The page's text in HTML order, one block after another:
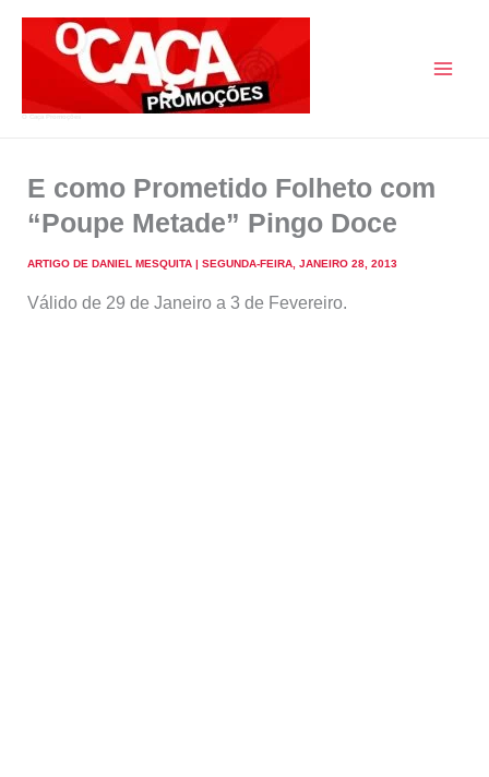
E como Prometido Folheto com
“Poupe Metade” Pingo Doce
ARTIGO DE DANIEL MESQUITA | SEGUNDA-FEIRA, JANEIRO 28, 2013
Válido de 29 de Janeiro a 3 de Fevereiro.